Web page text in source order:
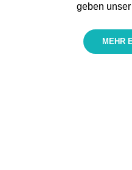
geben
MEHR